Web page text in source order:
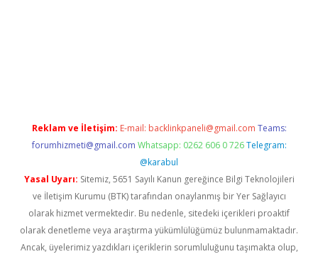
Reklam ve İletişim: E-mail: backlinkpaneli@gmail.com Teams:
forumhizmeti@gmail.com Whatsapp: 0262 606 0 726 Telegram:
@karabul
Yasal Uyarı: Sitemiz, 5651 Sayılı Kanun gereğince Bilgi Teknolojileri
ve İletişim Kurumu (BTK) tarafından onaylanmış bir Yer Sağlayıcı
olarak hizmet vermektedir. Bu nedenle, sitedeki içerikleri proaktif
olarak denetleme veya araştırma yükümlülüğümüz bulunmamaktadır.
Ancak, üyelerimiz yazdıkları içeriklerin sorumluluğunu taşımakta olup,